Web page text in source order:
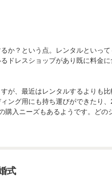
か？という点。レンタルといっ
ドレスショップがあり既に料金
が、最近はレンタルするよりも
ング用にも持ち運びができたり
購入ニーズもあるようです。どの
式